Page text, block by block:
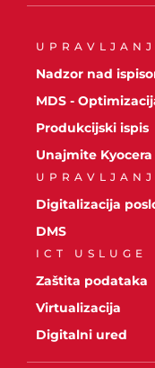
Nadzor nad
MDS -
Produkcijski ispis
Unajmite
Digitalizacija
DMS
ICT USLUGE
Zaštita podataka
Virtualizacija
Digitalni ured